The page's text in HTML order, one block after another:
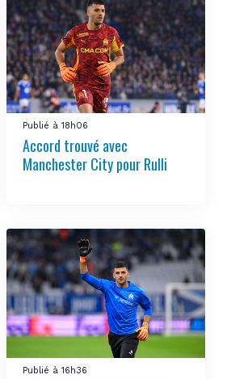
Publié à 18h06
Accord trouvé avec
Manchester City pour Rulli
Publié à 16h36